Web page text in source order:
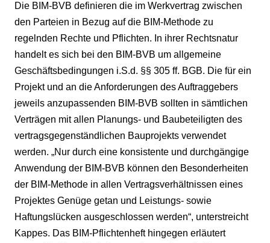
Die BIM-BVB definieren die im Werkvertrag zwischen
den Parteien in Bezug auf die BIM-Methode zu
regelnden Rechte und Pflichten. In ihrer Rechtsnatur
handelt es sich bei den BIM-BVB um allgemeine
Geschäftsbedingungen i.S.d. §§ 305 ff. BGB. Die für ein
Projekt und an die Anforderungen des Auftraggebers
jeweils anzupassenden BIM-BVB sollten in sämtlichen
Verträgen mit allen Planungs- und Baubeteiligten des
vertragsgegenständlichen Bauprojekts verwendet
werden. „Nur durch eine konsistente und durchgängige
Anwendung der BIM-BVB können den Besonderheiten
der BIM-Methode in allen Vertragsverhältnissen eines
Projektes Genüge getan und Leistungs- sowie
Haftungslücken ausgeschlossen werden“, unterstreicht
Kappes. Das BIM-Pflichtenheft hingegen erläutert